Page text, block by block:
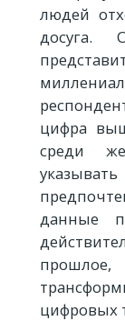
людей
досуга.
цифра
среди
данные
цифровых